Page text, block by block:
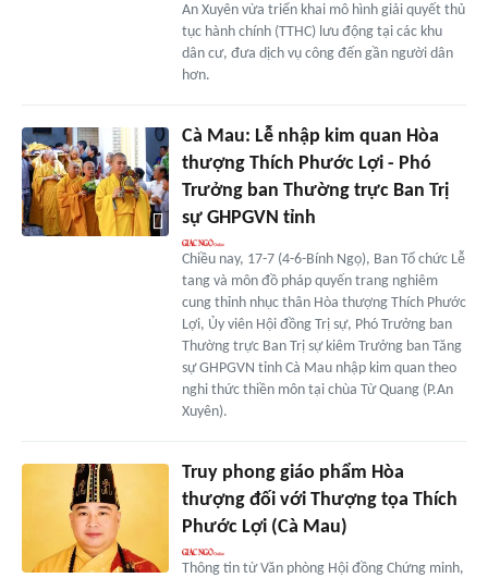
An Xuyên vừa triển khai mô hình giải quyết thủ
tục hành chính (TTHC) lưu động tại các khu
dân cư, đưa dịch vụ công đến gần người dân
hơn.
Cà Mau: Lễ nhập kim quan Hòa
thượng Thích Phước Lợi - Phó
Trưởng ban Thường trực Ban Trị
sự GHPGVN tỉnh
Chiều nay, 17-7 (4-6-Bính Ngọ), Ban Tổ chức Lễ
tang và môn đồ pháp quyến trang nghiêm
cung thỉnh nhục thân Hòa thượng Thích Phước
Lợi, Ủy viên Hội đồng Trị sự, Phó Trưởng ban
Thường trực Ban Trị sự kiêm Trưởng ban Tăng
sự GHPGVN tỉnh Cà Mau nhập kim quan theo
nghi thức thiền môn tại chùa Từ Quang (P.An
Xuyên).
Truy phong giáo phẩm Hòa
thượng đối với Thượng tọa Thích
Phước Lợi (Cà Mau)
Thông tin từ Văn phòng Hội đồng Chứng minh,